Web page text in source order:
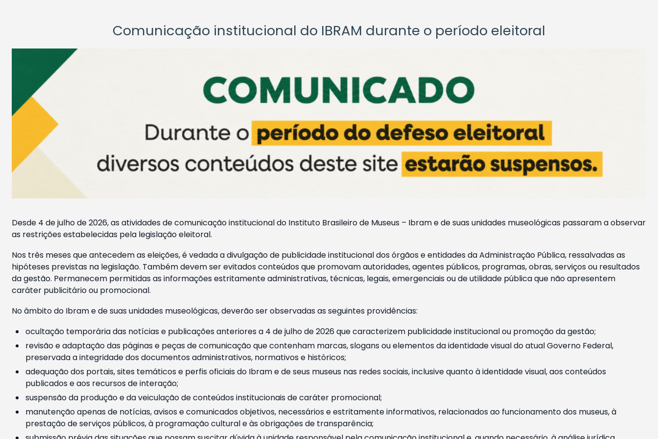
Comunicação institucional do IBRAM durante o período eleitoral
Desde 4 de julho de 2026, as atividades de comunicação institucional do Instituto Brasileiro de Museus – Ibram e de suas unidades museológicas passaram a observar
as restrições estabelecidas pela legislação eleitoral.
Nos três meses que antecedem as eleições, é vedada a divulgação de publicidade institucional dos órgãos e entidades da Administração Pública, ressalvadas as
hipóteses previstas na legislação. Também devem ser evitados conteúdos que promovam autoridades, agentes públicos, programas, obras, serviços ou resultados
da gestão. Permanecem permitidas as informações estritamente administrativas, técnicas, legais, emergenciais ou de utilidade pública que não apresentem
caráter publicitário ou promocional.
No âmbito do Ibram e de suas unidades museológicas, deverão ser observadas as seguintes providências:
ocultação temporária das notícias e publicações anteriores a 4 de julho de 2026 que caracterizem publicidade institucional ou promoção da gestão;
revisão e adaptação das páginas e peças de comunicação que contenham marcas, slogans ou elementos da identidade visual do atual Governo Federal,
preservada a integridade dos documentos administrativos, normativos e históricos;
adequação dos portais, sites temáticos e perfis oficiais do Ibram e de seus museus nas redes sociais, inclusive quanto à identidade visual, aos conteúdos
publicados e aos recursos de interação;
suspensão da produção e da veiculação de conteúdos institucionais de caráter promocional;
manutenção apenas de notícias, avisos e comunicados objetivos, necessários e estritamente informativos, relacionados ao funcionamento dos museus, à
prestação de serviços públicos, à programação cultural e às obrigações de transparência;